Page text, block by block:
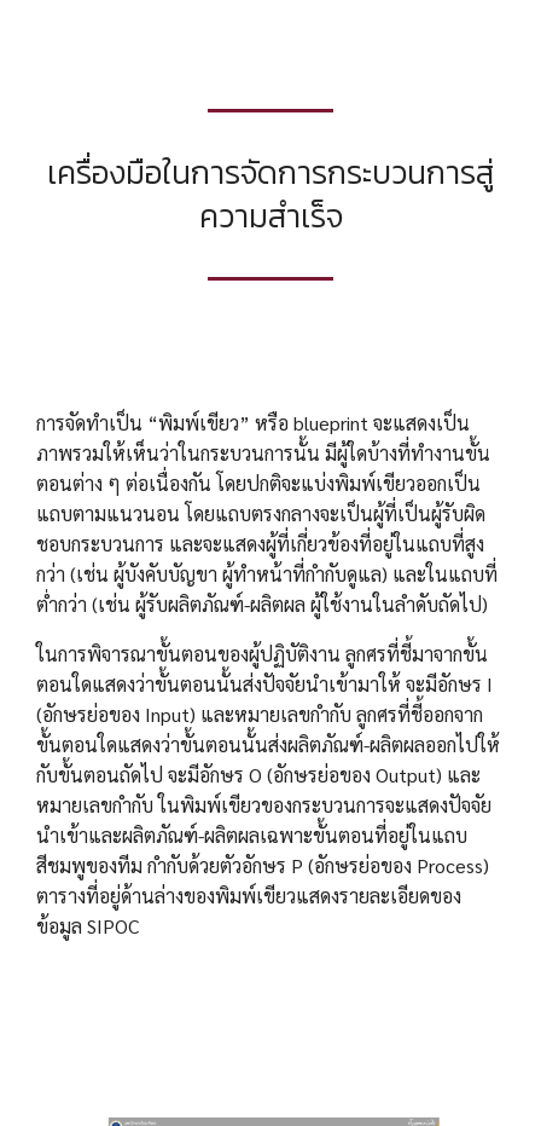
เครื่องมือในการจัดการกระบวนการสู่
ความสำเร็จ
การจัดทำเป็น “พิมพ์เขียว” หรือ blueprint จะแสดงเป็น
ภาพรวมให้เห็นว่าในกระบวนการนั้น มีผู้ใดบ้างที่ทำงานขั้น
ตอนต่าง ๆ ต่อเนื่องกัน โดยปกติจะแบ่งพิมพ์เขียวออกเป็น
แถบตามแนวนอน โดยแถบตรงกลางจะเป็นผู้ที่เป็นผู้รับผิด
ชอบกระบวนการ และจะแสดงผู้ที่เกี่ยวข้องที่อยู่ในแถบที่สูง
กว่า (เช่น ผู้บังคับบัญขา ผู้ทำหน้าที่กำกับดูแล) และในแถบที่
ต่ำกว่า (เช่น ผู้รับผลิตภัณฑ์-ผลิตผล ผู้ใช้งานในลำดับถัดไป)
ในการพิจารณาขั้นตอนของผู้ปฏิบัติงาน ลูกศรที่ชี้มาจากขั้น
ตอนใดแสดงว่าขั้นตอนนั้นส่งปัจจัยนำเข้ามาให้ จะมีอักษร I
(อักษรย่อของ Input) และหมายเลขกำกับ ลูกศรที่ชี้ออกจาก
ขั้นตอนใดแสดงว่าขั้นตอนนั้นส่งผลิตภัณฑ์-ผลิตผลออกไปให้
กับขั้นตอนถัดไป จะมีอักษร O (อักษรย่อของ Output) และ
หมายเลขกำกับ ในพิมพ์เขียวของกระบวนการจะแสดงปัจจัย
นำเข้าและผลิตภัณฑ์-ผลิตผลเฉพาะขั้นตอนที่อยู่ในแถบ
สีชมพูของทีม กำกับด้วยตัวอักษร P (อักษรย่อของ Process)
ตารางที่อยู่ด้านล่างของพิมพ์เขียวแสดงรายละเอียดของ
ข้อมูล SIPOC